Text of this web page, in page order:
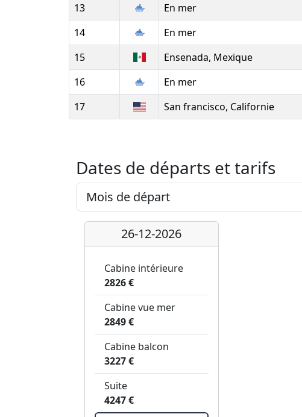
13
En mer
14
En mer
15
Ensenada, Mexique
16
En mer
17
San francisco, Californie
Dates de départs et tarifs
26-12-2026
Cabine intérieure
2826 €
Cabine vue mer
2849 €
Cabine balcon
3227 €
Suite
4247 €